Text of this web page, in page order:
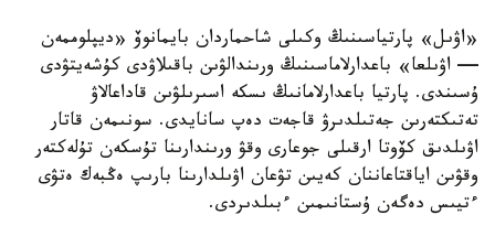
«اۋىل» پارتياسىنىڭ وكىلى شاحماردان بايمانوۆ «ديپلوممەن
— اۋىلعا» باعدارلاماسىنىڭ ورىندالۋىن باقىلاۋدى كۇشەيتۋدى
ۇسىندى. پارتيا باعدارلامانىڭ ىسكە اسىرىلۋىن قاداعالاۋ
تەتىكتەرىن جەتىلدىرۋ قاجەت دەپ سانايدى. سونىمەن قاتار
اۋىلدىق كۆوتا ارقىلى جوعارى وقۋ ورىندارىنا تۇسكەن تۇلەكتەر
وقۋىن اياقتاعاننان كەيىن تۋعان اۋىلدارىنا بارىپ ەڭبەك ەتۋى
ءتيىس دەگەن ۇستانىمىن ءبىلدىردى.